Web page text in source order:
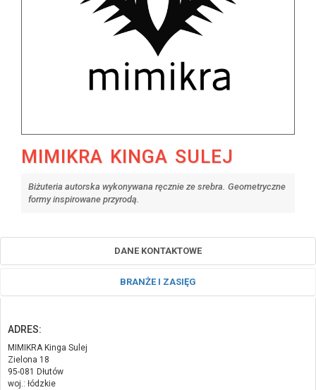
MIMIKRA KINGA SULEJ
Biżuteria autorska wykonywana ręcznie ze srebra. Geometryczne
formy inspirowane przyrodą.
DANE KONTAKTOWE
BRANŻE I ZASIĘG
ADRES:
MIMIKRA Kinga Sulej
Zielona 18
95-081 Dłutów
woj.: łódzkie